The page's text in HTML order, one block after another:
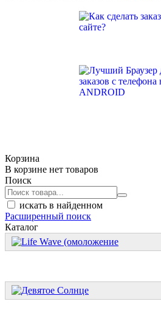
Корзина
В корзине нет товаров
Поиск
искать в найденном
Расширенный поиск
Каталог